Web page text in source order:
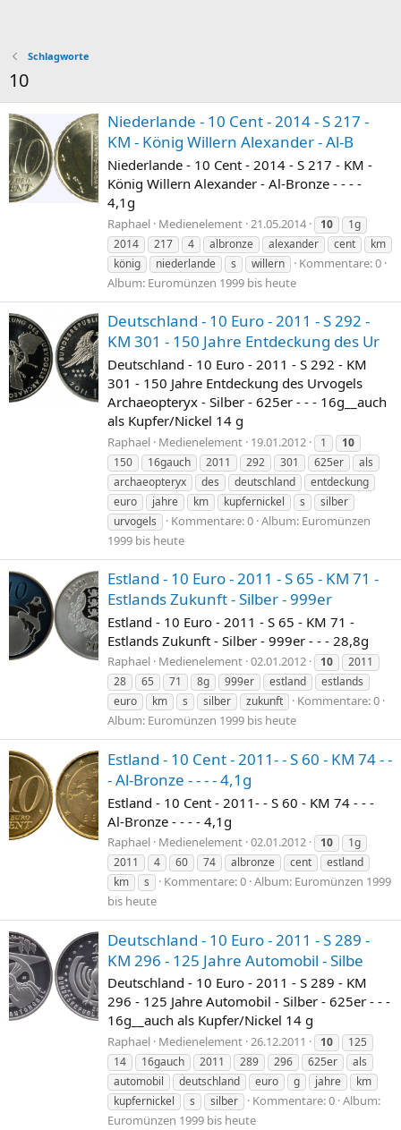
Schlagworte
10
Niederlande - 10 Cent - 2014 - S 217 -
KM - König Willern Alexander - Al-B
Niederlande - 10 Cent - 2014 - S 217 - KM -
König Willern Alexander - Al-Bronze - - - -
4,1g
Raphael Medienelement 21.05.2014 10
1g
2014
217 4 albronze alexander cent
km
könig
niederlande s willern
Kommentare: 0
Album: Euromünzen 1999 bis heute
Deutschland - 10 Euro - 2011 - S 292 -
KM 301 - 150 Jahre Entdeckung des Ur
Deutschland - 10 Euro - 2011 - S 292 - KM
301 - 150 Jahre Entdeckung des Urvogels
Archaeopteryx - Silber - 625er - - - 16g__auch
als Kupfer/Nickel 14 g
Raphael Medienelement 19.01.2012 1
10
150
16gauch 2011 292 301 625er
als
archaeopteryx
des deutschland
entdeckung
euro
jahre km kupfernickel s
silber
urvogels
Kommentare: 0 Album: Euromünzen
1999 bis heute
Estland - 10 Euro - 2011 - S 65 - KM 71 -
Estlands Zukunft - Silber - 999er
Estland - 10 Euro - 2011 - S 65 - KM 71 -
Estlands Zukunft - Silber - 999er - - - 28,8g
Raphael Medienelement 02.01.2012 10
2011
28
65 71 8g 999er estland
estlands
euro
km s silber zukunft
Kommentare: 0
Album: Euromünzen 1999 bis heute
Estland - 10 Cent - 2011- - S 60 - KM 74 - -
- Al-Bronze - - - - 4,1g
Estland - 10 Cent - 2011- - S 60 - KM 74 - - -
Al-Bronze - - - - 4,1g
Raphael Medienelement 02.01.2012 10
1g
2011
4 60 74 albronze cent
estland
km
s Kommentare: 0 Album: Euromünzen 1999
bis heute
Deutschland - 10 Euro - 2011 - S 289 -
KM 296 - 125 Jahre Automobil - Silbe
Deutschland - 10 Euro - 2011 - S 289 - KM
296 - 125 Jahre Automobil - Silber - 625er - - -
16g__auch als Kupfer/Nickel 14 g
Raphael Medienelement 26.12.2011 10
125
14
16gauch 2011 289 296 625er
als
automobil
deutschland euro g jahre
km
kupfernickel
s silber Kommentare: 0 Album:
Euromünzen 1999 bis heute